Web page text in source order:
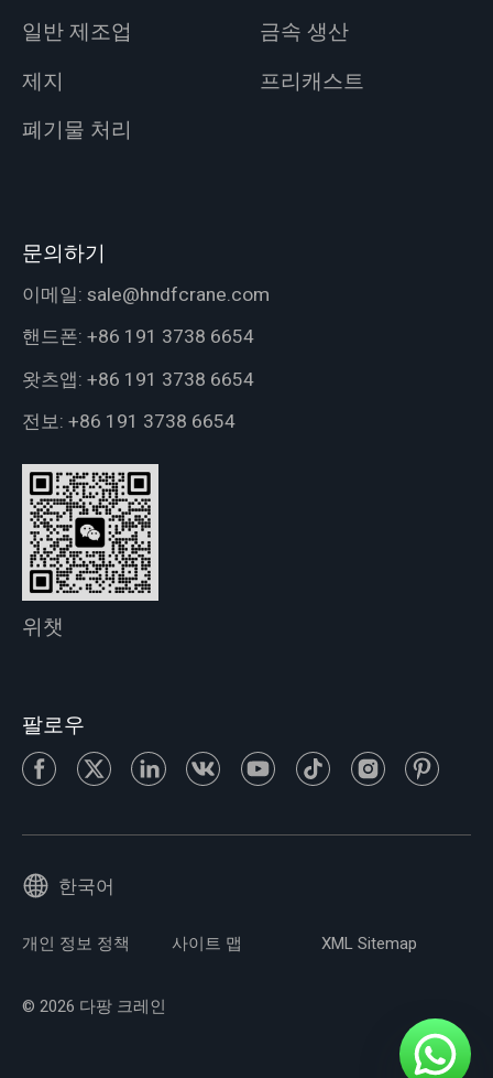
일반 제조업
금속 생산
제지
프리캐스트
폐기물 처리
문의하기
이메일: sale@hndfcrane.com
핸드폰: +86 191 3738 6654
왓츠앱: +86 191 3738 6654
전보: +86 191 3738 6654
위챗
팔로우
한국어
개인 정보 정책 사이트 맵 XML Sitemap
© 2026 다팡 크레인